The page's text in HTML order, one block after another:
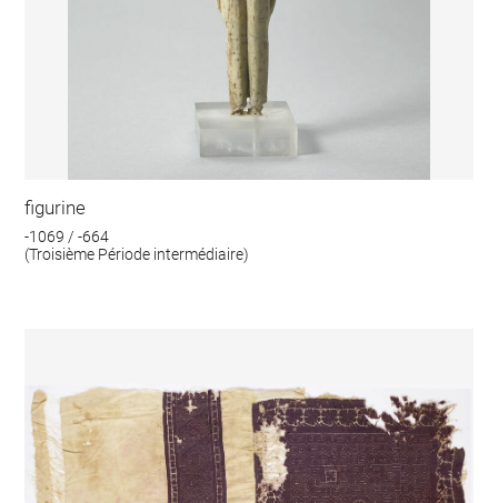
figurine
-1069 / -664
(Troisième Période intermédiaire)